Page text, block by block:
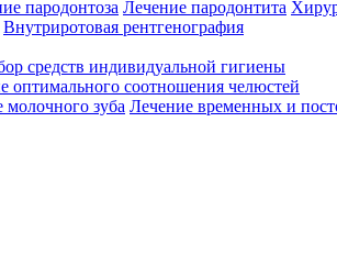
пародонтоза Лечение пародонтита
Внутриротовая рентгенография
средств индивидуальной гигиены
оптимального соотношения челюстей
молочного зуба Лечение временных и